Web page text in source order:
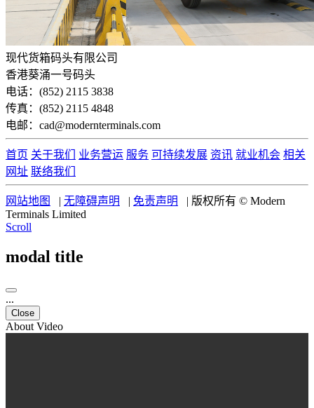
现代货箱码头有限公司
香港葵涌一号码头
电话：(852) 2115 3838
传真：(852) 2115 4848
电邮：cad@modernterminals.com
首页 关于我们 业务营运 服务 可持续发展 资讯 就业机会 相关
网址 联络我们
网站地图 | 无障碍声明 | 免责声明 | 版权所有 © Modern
Terminals Limited
Scroll
modal title
...
Close
About Video